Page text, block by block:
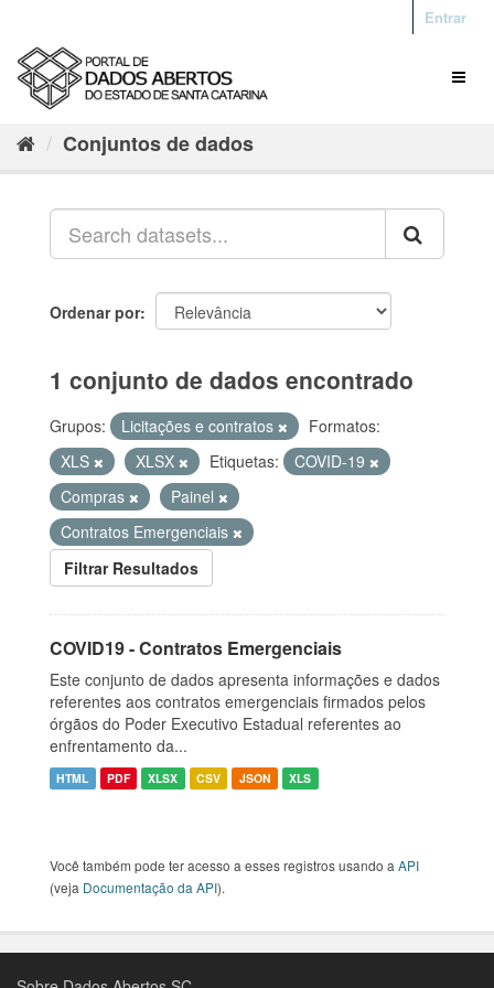
Entrar
Conjuntos de dados
Ordenar por
1 conjunto de dados encontrado
Grupos: Licitações e contratos
Formatos:
XLS
XLSX Etiquetas:
COVID-19
Compras
Painel
Contratos Emergenciais
Filtrar Resultados
COVID19 - Contratos Emergenciais
Este conjunto de dados apresenta informações e dados
referentes aos contratos emergenciais firmados pelos
órgãos do Poder Executivo Estadual referentes ao
enfrentamento da...
HTML PDF XLSX CSV JSON XLS
Você também pode ter acesso a esses registros usando a API
(veja Documentação da API).